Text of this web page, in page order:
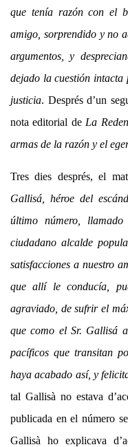
que tenía razón con el
amigo, sorprendido y no
argumentos, y
dejado la cuestión intacta
justicia. Després d’un
nota editorial de La
armas de la razón y el
Tres dies després, el
Gallisá, héroe del
último número,
ciudadano alcalde
satisfacciones a nuestro
que allí le conducía,
agraviado, de sufrir el
que como el Sr. Gallisá
pacíficos que transitan
haya acabado así, y
tal Gallisà no estava
publicada en el número
Gallisà ho explicava